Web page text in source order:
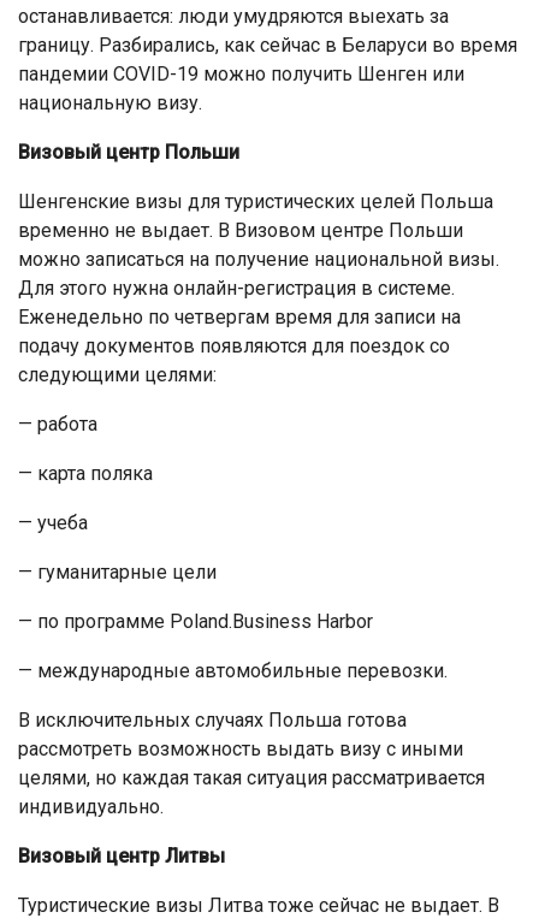
останавливается: люди умудряются выехать за
границу. Разбирались, как сейчас в Беларуси во время
пандемии COVID-19 можно получить Шенген или
национальную визу.
Визовый центр Польши
Шенгенские визы для туристических целей Польша
временно не выдает. В Визовом центре Польши
можно записаться на получение национальной визы.
Для этого нужна онлайн-регистрация в системе.
Еженедельно по четвергам время для записи на
подачу документов появляются для поездок со
следующими целями:
— работа
— карта поляка
— учеба
— гуманитарные цели
— по программе Poland.Business Harbor
— международные автомобильные перевозки.
В исключительных случаях Польша готова
рассмотреть возможность выдать визу с иными
целями, но каждая такая ситуация рассматривается
индивидуально.
Визовый центр Литвы
Туристические визы Литва тоже сейчас не выдает. В